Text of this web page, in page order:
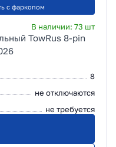
с фаркопом
В наличии: 73 шт
TowRus 8-pin
8
не отключаются
не требуется